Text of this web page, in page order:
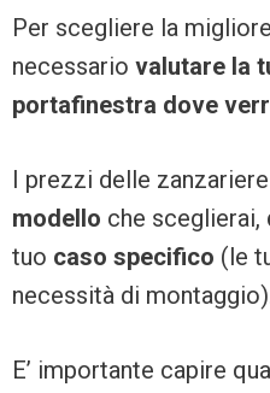
Per scegliere la migliore
necessario valutare la
portafinestra dove
I prezzi delle
modello che sceglierai,
tuo caso specifico (le
necessità di
E’ importante capire